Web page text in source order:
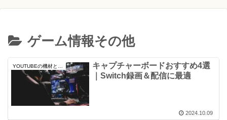
ゲーム情報その他
キャプチャーボードおすすめ4選
｜Switch録画＆配信に最適
2024.10.09